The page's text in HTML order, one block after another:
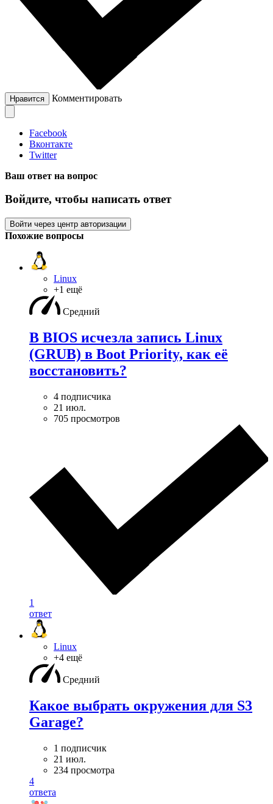
Нравится Комментировать
Facebook
Вконтакте
Twitter
Ваш ответ на вопрос
Войдите, чтобы написать ответ
Войти через центр авторизации
Похожие вопросы
Linux
+1 ещё
Средний
В BIOS исчезла запись Linux
(GRUB) в Boot Priority, как её
восстановить?
4 подписчика
21 июл.
705 просмотров
1
ответ
Linux
+4 ещё
Средний
Какое выбрать окружения для S3
Garage?
1 подписчик
21 июл.
234 просмотра
4
ответа